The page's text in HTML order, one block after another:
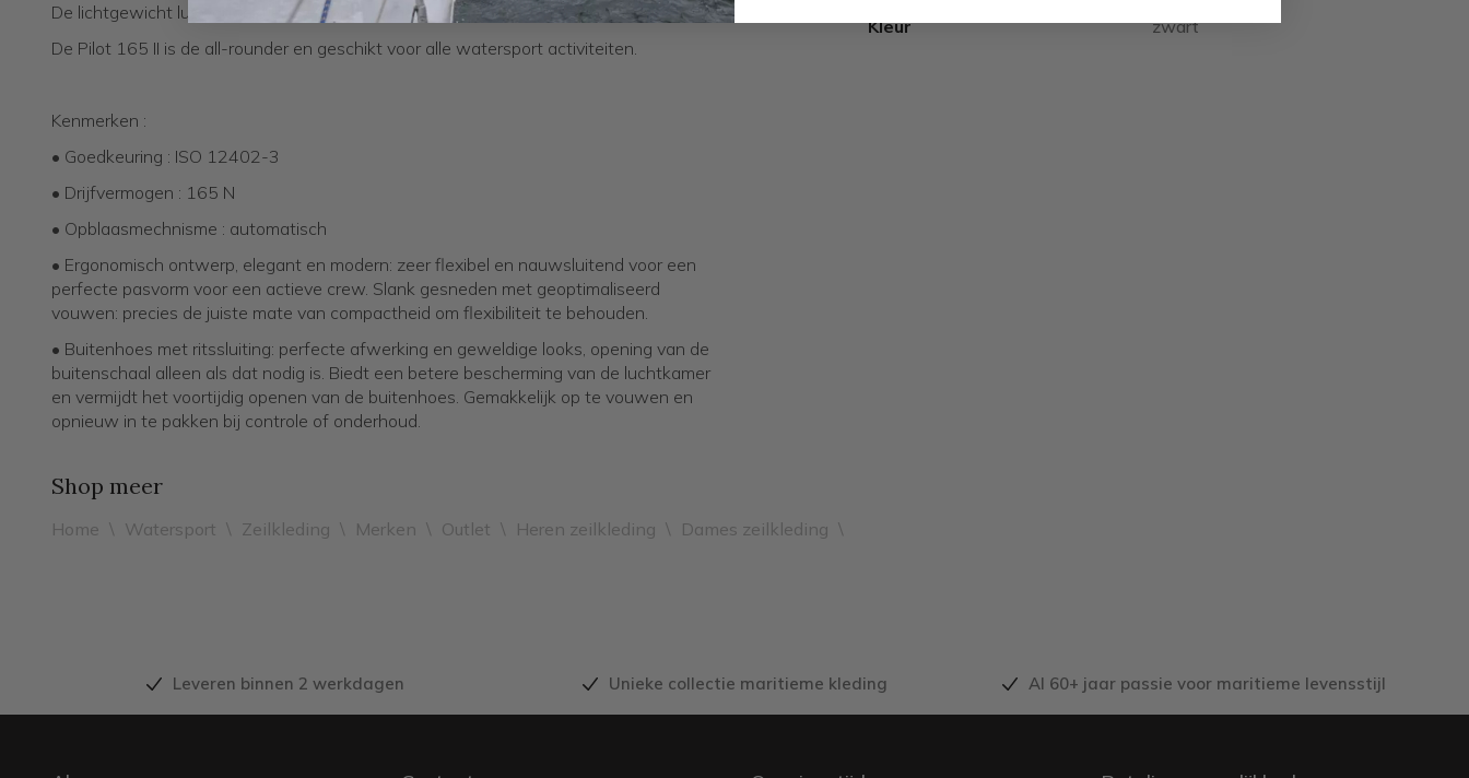
De lichtgewicht lus van textiel is ergonomischer en vervangt de traditionele RVS haak.
De Pilot 165 II is de all-rounder en geschikt voor alle watersport activiteiten.
Kenmerken :
• Goedkeuring : ISO 12402-3
• Drijfvermogen : 165 N
• Opblaasmechnisme : automatisch
• Ergonomisch ontwerp, elegant en modern: zeer flexibel en nauwsluitend voor een
perfecte pasvorm voor een actieve crew. Slank gesneden met geoptimaliseerd
vouwen: precies de juiste mate van compactheid om flexibiliteit te behouden.
• Buitenhoes met ritssluiting: perfecte afwerking en geweldige looks, opening van de
buitenschaal alleen als dat nodig is. Biedt een betere bescherming van de luchtkamer
en vermijdt het voortijdig openen van de buitenhoes. Gemakkelijk op te vouwen en
opnieuw in te pakken bij controle of onderhoud.
Kleur
zwart
Shop meer
Home \ Watersport \ Zeilkleding \ Merken \ Outlet \ Heren zeilkleding \ Dames zeilkleding \
Leveren binnen 2 werkdagen Unieke collectie maritieme kleding Al 60+ jaar passie voor maritieme levensstijl